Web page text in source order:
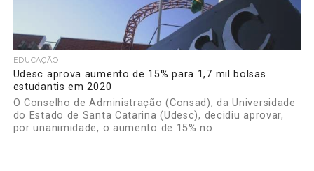
EDUCAÇÃO
Udesc aprova aumento de 15% para 1,7 mil bolsas
estudantis em 2020
O Conselho de Administração (Consad), da Universidade
do Estado de Santa Catarina (Udesc), decidiu aprovar,
por unanimidade, o aumento de 15% no...